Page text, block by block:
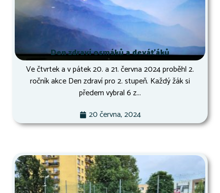
Den zdraví osmáků a deváťáků
Ve čtvrtek a v pátek 20. a 21. června 2024 proběhl 2.
ročník akce Den zdraví pro 2. stupeň. Každý žák si
předem vybral 6 z...
20 června, 2024